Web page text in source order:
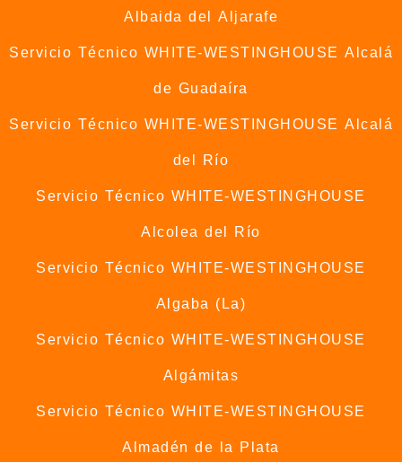
Albaida del Aljarafe
Servicio Técnico WHITE-WESTINGHOUSE Alcalá
de Guadaíra
Servicio Técnico WHITE-WESTINGHOUSE Alcalá
del Río
Servicio Técnico WHITE-WESTINGHOUSE
Alcolea del Río
Servicio Técnico WHITE-WESTINGHOUSE
Algaba (La)
Servicio Técnico WHITE-WESTINGHOUSE
Algámitas
Servicio Técnico WHITE-WESTINGHOUSE
Almadén de la Plata